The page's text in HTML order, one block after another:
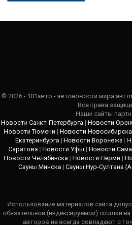
© 2026 - 101авто - автоновости мира
Все права
Наши сайты
Новости Санкт-Петербурга | Новости
Новости Тюмени | Новости Новосибирска
Екатеринбурга | Новости Воронежа |
Саратова | Новости Уфы | Новости
Новости Челябинска | Новости Перми |
Сауны Минска | Сауны Нур-Султана
Использование материалов сайта
обязательной (индексируемой) ссылки
авторов не всегда совпадают с